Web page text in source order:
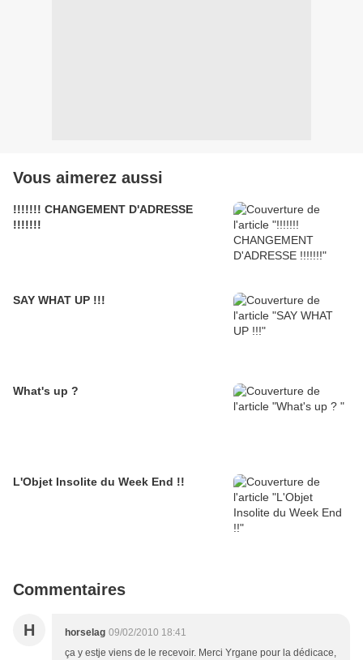
Vous aimerez aussi
!!!!!!! CHANGEMENT D'ADRESSE
!!!!!!!
SAY WHAT UP !!!
What's up ?
L'Objet Insolite du Week End !!
Commentaires
H horselag 09/02/2010 18:41
ça y estje viens de le recevoir. Merci Yrgane pour la dédicace,